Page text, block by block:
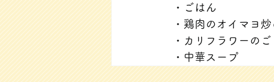
・ごはん
・鶏肉のオイマヨ炒
・カリフラワーのご
・中華スープ